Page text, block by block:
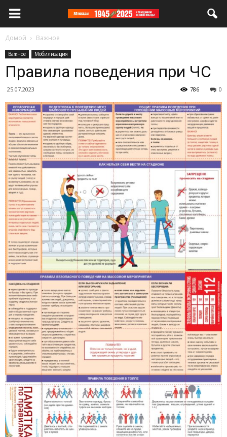
Домой Важное
Важное Мобилизация
Правила поведения при ЧС
25.07.2023 0
786